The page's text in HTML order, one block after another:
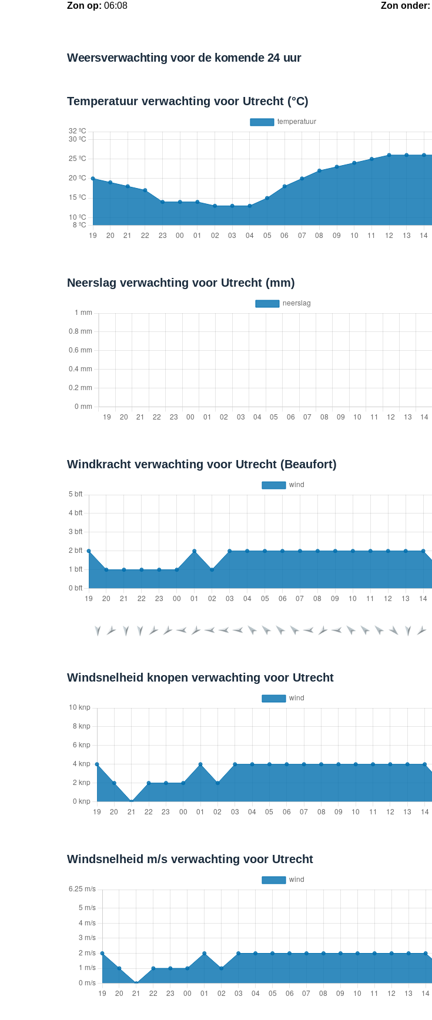
Zon op: 06:08 Zon onder:
Weersverwachting voor de komende 24 uur
Temperatuur verwachting voor Utrecht (°C)
Neerslag verwachting voor Utrecht (mm)
Windkracht verwachting voor Utrecht (Beaufort)
Windsnelheid knopen verwachting voor Utrecht
Windsnelheid m/s verwachting voor Utrecht